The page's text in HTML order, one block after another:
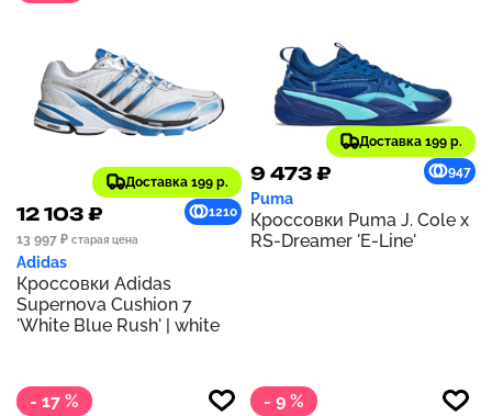
Доставка 199 р.
12 103 ₽
1210
13 997 ₽ старая цена
Adidas
Кроссовки Adidas
Supernova Cushion 7
'White Blue Rush' | white
Доставка 199 р.
9 473 ₽ 947
Puma
Кроссовки Puma J. Cole x
RS-Dreamer 'E-Line'
- 17 % - 9 %